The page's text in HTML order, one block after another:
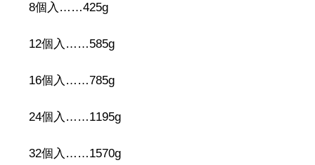
8個入……425g
12個入……585g
16個入……785g
24個入……1195g
32個入……1570g